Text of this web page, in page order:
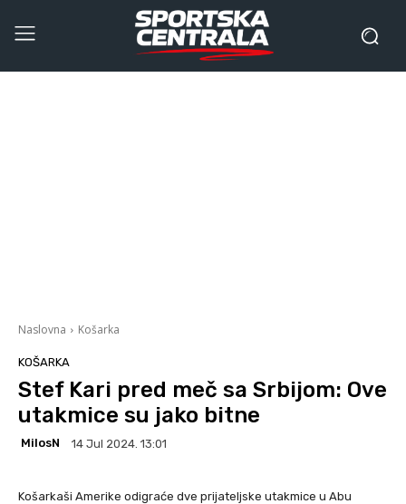
Naslovna Košarka
KOŠARKA
Stef Kari pred meč sa Srbijom: Ove
utakmice su jako bitne
MilosN 14 Jul 2024. 13:01
Košarkaši Amerike odigraće dve prijateljske utakmice u Abu